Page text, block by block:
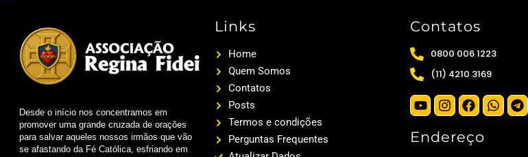
Desde o início nos concentramos em
promover uma grande cruzada de orações
para salvar aqueles nossos irmãos que vão
se afastando da Fé Católica, esfriando em
Links
Home
Quem Somos
Contatos
Posts
Termos e condições
Perguntas Frequentes
Contatos
0800 006 1223
(11) 4210 3169
Endereço